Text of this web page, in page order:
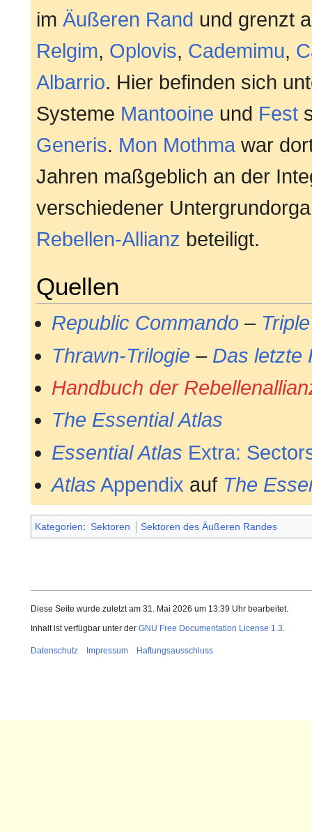
im Äußeren Rand und grenzt
Relgim, Oplovis, Cademimu,
Albarrio. Hier befinden sich
Systeme Mantooine und Fest
Generis. Mon Mothma war
Jahren maßgeblich an der
verschiedener
Rebellen-Allianz beteiligt.
Quellen
Republic Commando –
Thrawn-Trilogie – Das letzte
Handbuch der
The Essential Atlas
Essential Atlas Extra:
Atlas Appendix auf The
Kategorien: Sektoren Sektoren des Äußeren Randes
Diese Seite wurde zuletzt am 31. Mai 2026 um 13:39 Uhr bearbeitet.
Inhalt ist verfügbar unter der GNU Free Documentation License 1.3
Datenschutz Impressum Haftungsausschluss